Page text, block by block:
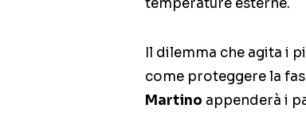
temperature esterne.
Il dilemma che agita i
come proteggere la
Martino appenderà i